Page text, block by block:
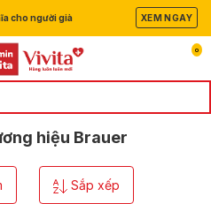
cho người già XEM NGAY
0
hiệu Brauer
Sắp xếp